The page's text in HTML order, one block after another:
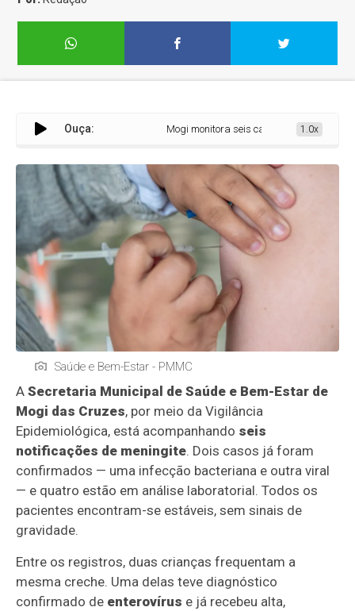
Ouça: Mogi monitora seis casos de meningite e
1.0x
Saúde e Bem-Estar - PMMC
ASecretaria Municipal de Saúde e Bem-Estar de
Mogi das Cruzes, por meio da Vigilância
Epidemiológica, está acompanhando seis
notificações de meningite. Dois casos já foram
confirmados — uma infecção bacteriana e outra viral
— e quatro estão em análise laboratorial. Todos os
pacientes encontram-se estáveis, sem sinais de
gravidade.
Entre os registros, duas crianças frequentam a
mesma creche. Uma delas teve diagnóstico
confirmado de enterovírus e já recebeu alta,